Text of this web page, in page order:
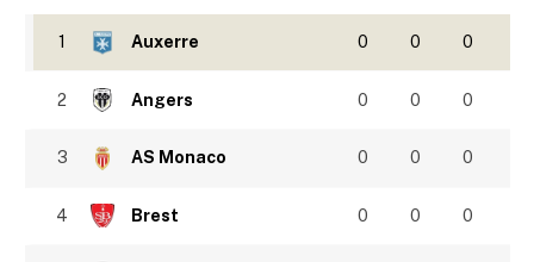
1 Auxerre 0 0 0
2 Angers 0 0 0
3 AS Monaco 0 0 0
4 Brest 0 0 0